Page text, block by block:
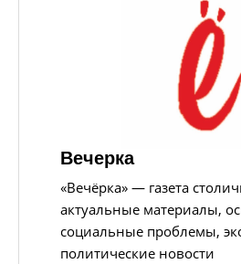
Вечерка
«Вечёрка» — газета
актуальные материалы,
социальные проблемы,
политические новости